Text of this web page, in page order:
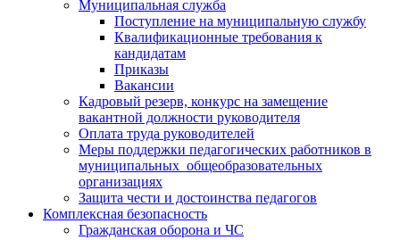
Муниципальная служба
Поступление на муниципальную службу
Квалификационные требования к
кандидатам
Приказы
Вакансии
Кадровый резерв, конкурс на замещение
вакантной должности руководителя
Оплата труда руководителей
Меры поддержки педагогических работников в
муниципальных общеобразовательных
организациях
Защита чести и достоинства педагогов
Комплексная безопасность
Гражданская оборона и ЧС